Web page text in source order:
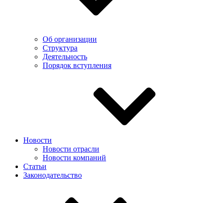
Об организации
Структура
Деятельность
Порядок вступления
Новости
Новости отрасли
Новости компаний
Статьи
Законодательство